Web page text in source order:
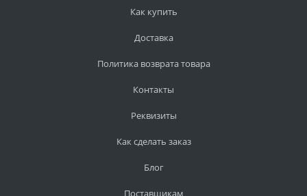
Как купить
Доставка
Политика возврата товара
Контакты
Реквизиты
Как сделать заказ
Блог
Поставщикам